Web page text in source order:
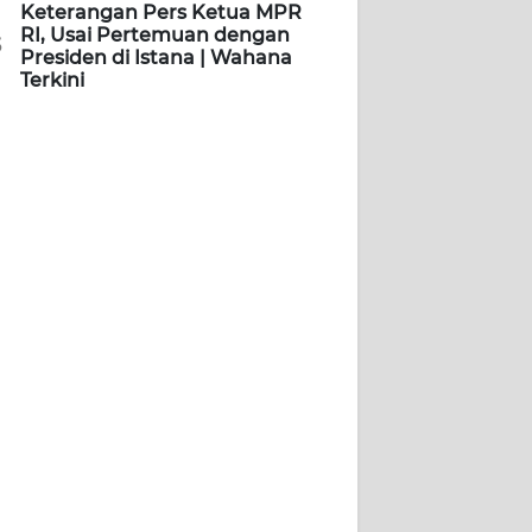
Keterangan Pers Ketua MPR
RI, Usai Pertemuan dengan
Presiden di Istana | Wahana
Terkini